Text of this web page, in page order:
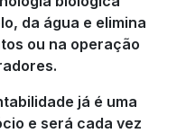
da água e elimina
ou na operação
já é uma
e será cada vez